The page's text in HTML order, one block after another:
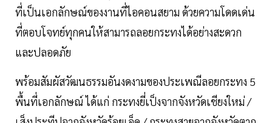
ที่เป็นเอกลักษณ์ของงานที่ไอคอนสยาม ด้วยความโดดเด่น
ที่ตอบโจทย์ทุกคนให้สามารถลอยกระทงได้อย่างสะดวก
และปลอดภัย
พร้อมสัมผัสวัฒนธรรมอันงดงามของประเพณีลอยกระทง 5
พื้นที่เอกลักษณ์ ได้แก่ กระทงยี่เป็งจากจังหวัดเชียงใหม่ /